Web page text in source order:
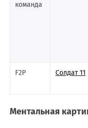
команда
F2P Солдат 11
Ментальная